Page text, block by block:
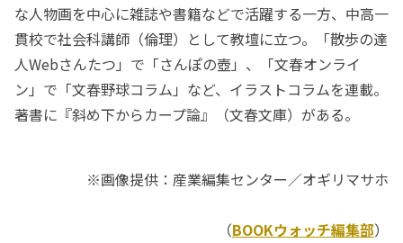
な人物画を中心に雑誌や書籍などで活躍する一方、中高一
貫校で社会科講師（倫理）として教壇に立つ。「散歩の達
人Webさんたつ」で「さんぽの壺」、「文春オンライ
ン」で「文春野球コラム」など、イラストコラムを連載。
著書に『斜め下からカープ論』（文春文庫）がある。
※画像提供：産業編集センター／オギリマサホ
（BOOKウォッチ編集部）